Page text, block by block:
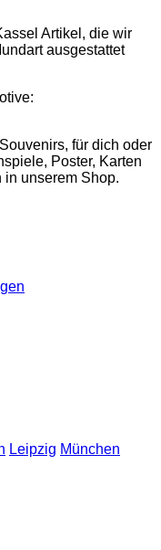
Artikel, die wir
ausgestattet
für dich oder
Poster, Karten
unserem Shop.
Leipzig München